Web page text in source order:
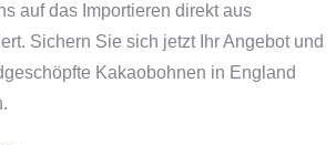
auf das Importieren direkt aus
Sichern Sie sich jetzt Ihr Angebot und
Kakaobohnen in England